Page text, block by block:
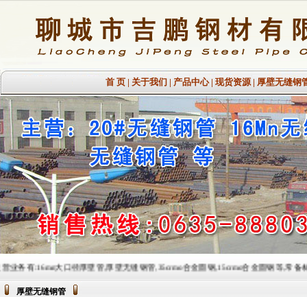
首 页| 关于我们 | 产品中心| 现货资源| 厚壁无缝钢
务有:16mn大口径厚壁管,厚壁无缝钢管,35crmo合金圆钢,15crmo合金圆钢等,常备
厚壁无缝钢管